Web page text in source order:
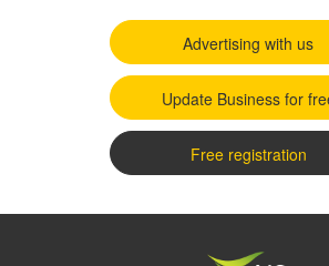
Advertising with us
Update Business for
Free registration